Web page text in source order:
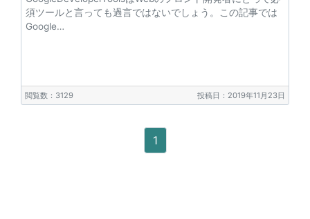
須ツールと言っても過言ではないでしょう。この記事では
Google…
閲覧数：3129 投稿日：2019年11月23日
1